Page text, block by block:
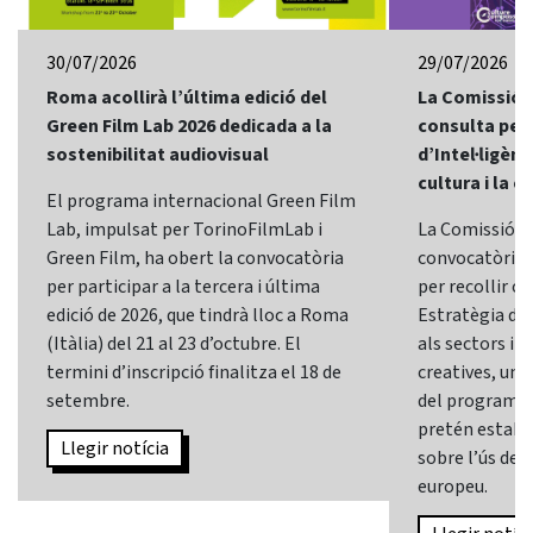
30/07/2026
Roma acollirà l’última edició del
Green Film Lab 2026 dedicada a la
sostenibilitat audiovisual
El programa internacional Green Film
Lab, impulsat per TorinoFilmLab i
Green Film, ha obert la convocatòria
per participar a la tercera i última
edició de 2026, que tindrà lloc a Roma
(Itàlia) del 21 al 23 d’octubre. El
termini d’inscripció finalitza el 18 de
setembre.
Llegir notícia
29/07/2026
La Comissió
consulta
cultura i la
La Comissió
convocatòria
per recollir
Estratègia
als sectors i
creatives,
del programa
pretén
sobre l’ús de
europeu.